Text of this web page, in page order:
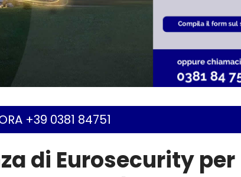
+39 0381 84751
di Eurosecurity per